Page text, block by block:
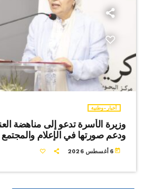
أخبار-وطنية
وزيرة الأسرة تدعو إلى مناهضة
ودعم صورتها في الإعلام والمجتمع
today 6 أغسطس 2026